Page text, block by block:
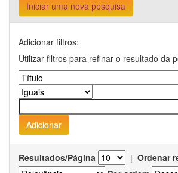
Iniciar uma nova pesquisa
Adicionar filtros:
Utilizar filtros para refinar o resultado da
Resultados/Página | Ordenar